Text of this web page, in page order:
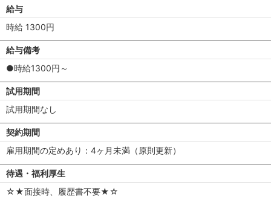
給与
時給 1300円
給与備考
●時給1300円～
試用期間
試用期間なし
契約期間
雇用期間の定めあり：4ヶ月未満（原則更新）
待遇・福利厚生
☆★面接時、履歴書不要★☆